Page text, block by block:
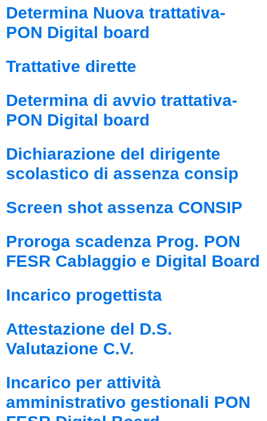
Determina Nuova trattativa-
PON Digital board
Trattative dirette
Determina di avvio trattativa-
PON Digital board
Dichiarazione del dirigente
scolastico di assenza consip
Screen shot assenza CONSIP
Proroga scadenza Prog. PON
FESR Cablaggio e Digital Board
Incarico progettista
Attestazione del D.S.
Valutazione C.V.
Incarico per attività
amministrativo gestionali PON